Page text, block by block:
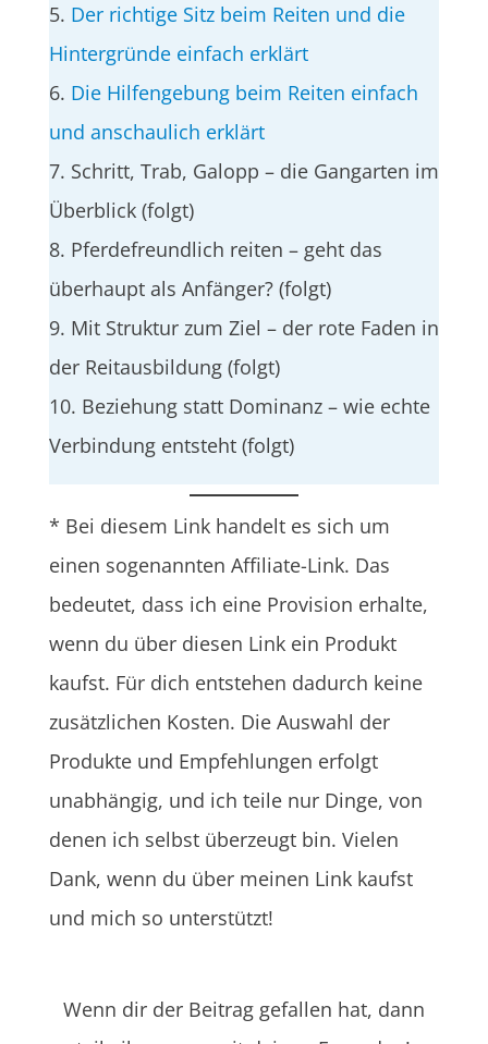
5. Der richtige Sitz beim Reiten und die
Hintergründe einfach erklärt
6. Die Hilfengebung beim Reiten einfach
und anschaulich erklärt
7. Schritt, Trab, Galopp – die Gangarten im
Überblick (folgt)
8. Pferdefreundlich reiten – geht das
überhaupt als Anfänger? (folgt)
9. Mit Struktur zum Ziel – der rote Faden in
der Reitausbildung (folgt)
10. Beziehung statt Dominanz – wie echte
Verbindung entsteht (folgt)
* Bei diesem Link handelt es sich um
einen sogenannten Affiliate-Link. Das
bedeutet, dass ich eine Provision erhalte,
wenn du über diesen Link ein Produkt
kaufst. Für dich entstehen dadurch keine
zusätzlichen Kosten. Die Auswahl der
Produkte und Empfehlungen erfolgt
unabhängig, und ich teile nur Dinge, von
denen ich selbst überzeugt bin. Vielen
Dank, wenn du über meinen Link kaufst
und mich so unterstützt!
Wenn dir der Beitrag gefallen hat, dann